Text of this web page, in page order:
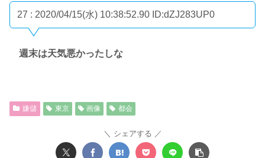
27 : 2020/04/15(水) 10:38:52.90 ID:dZJ283UP0
週末は天気悪かったしな
嫌儲 東京 画像 都会
シェアする